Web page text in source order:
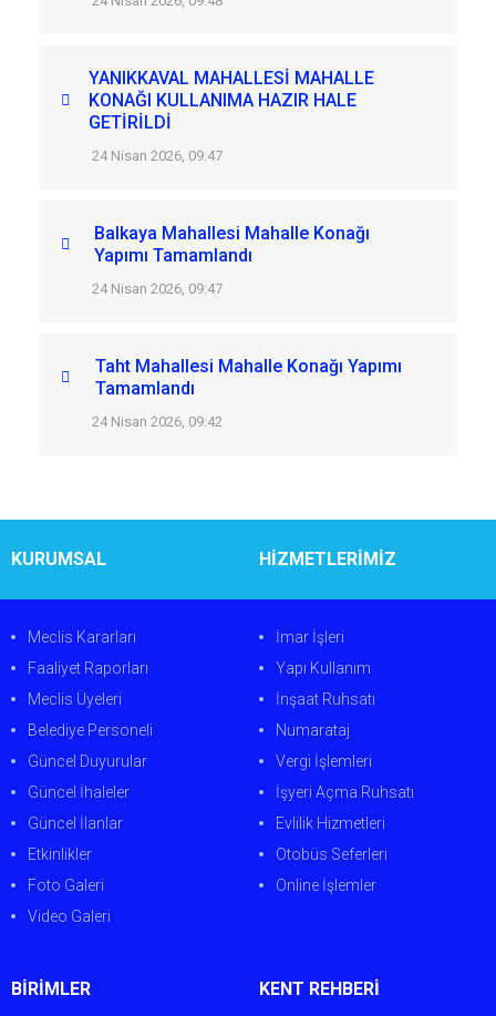
YANIKKAVAL MAHALLESİ MAHALLE
KONAĞI KULLANIMA HAZIR HALE
GETİRİLDİ
24 Nisan 2026, 09:47
Balkaya Mahallesi Mahalle Konağı
Yapımı Tamamlandı
24 Nisan 2026, 09:47
Taht Mahallesi Mahalle Konağı Yapımı
Tamamlandı
24 Nisan 2026, 09:42
KURUMSAL
Meclis Kararları
Faaliyet Raporları
Meclis Üyeleri
Belediye Personeli
Güncel Duyurular
Güncel İhaleler
Güncel İlanlar
Etkinlikler
Foto Galeri
Video Galeri
HİZMETLERİMİZ
İmar İşleri
Yapı Kullanım
İnşaat Ruhsatı
Numarataj
Vergi İşlemleri
İşyeri Açma Ruhsatı
Evlilik Hizmetleri
Otobüs Seferleri
Online İşlemler
BİRİMLER KENT REHBERİ